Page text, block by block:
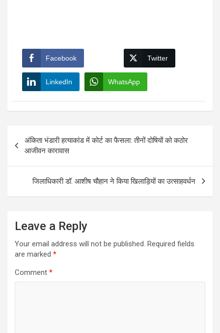
Facebook Twitter
LinkedIn WhatsApp
navigation
अंकिता भंडारी हत्याकांड में कोर्ट का फैसला: तीनों दोषियों को कठोर
आजीवन कारावास
जिलाधिकारी डॉ. आशीष चौहान ने किया खिलाड़ियों का उत्साहवर्धन
Leave a Reply
Your email address will not be published. Required fields
are marked *
Comment *